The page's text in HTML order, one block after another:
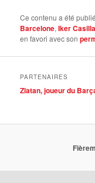
Ce contenu a été
Barcelone,Iker
en favori avec son
PARTENAIRES
Zlatan, joueur du